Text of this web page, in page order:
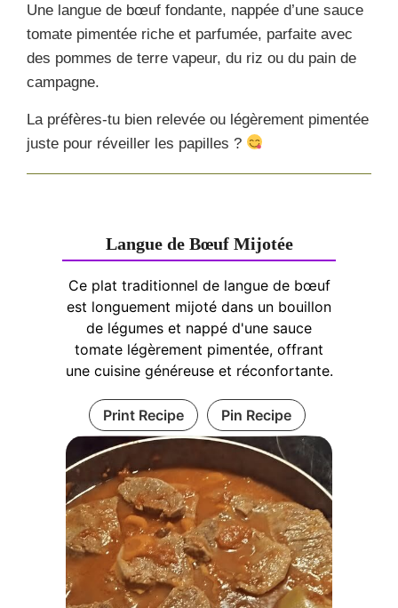
Une langue de bœuf fondante, nappée d’une sauce
tomate pimentée riche et parfumée, parfaite avec
des pommes de terre vapeur, du riz ou du pain de
campagne.
La préfères-tu bien relevée ou légèrement pimentée
juste pour réveiller les papilles ?
Langue de Bœuf Mijotée
Ce plat traditionnel de langue de bœuf
est longuement mijoté dans un bouillon
de légumes et nappé d'une sauce
tomate légèrement pimentée, offrant
une cuisine généreuse et réconfortante.
Print Recipe Pin Recipe